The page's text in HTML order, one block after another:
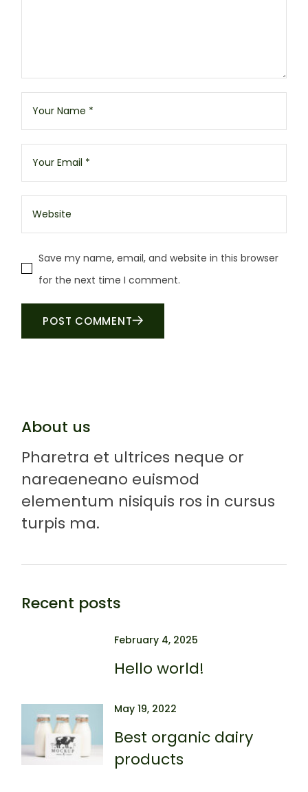
Save my name, email, and website in this browser
for the next time I comment.
POST COMMENT
About us
Pharetra et ultrices neque or
nareaeneano euismod
elementum nisiquis ros in cursus
turpis ma.
Recent posts
February 4, 2025
Hello world!
May 19, 2022
Best organic dairy
products